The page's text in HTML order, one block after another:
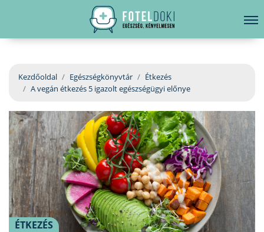
EGÉSZSÉGKÖNYVTÁR
BETEGSÉGKALAUZ
ÜGYELETKERESŐ
ORVOS VÁLASZOL
ORVOSKERESŐ
hirdetés
Kezdőoldal Egészségkönyvtár
Étkezés
A vegán étkezés 5 igazolt egészségügyi előnye
ÉTKEZÉS